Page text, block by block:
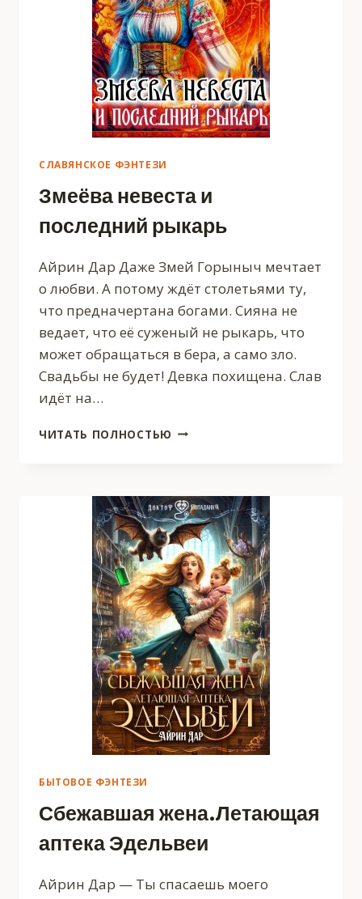
СЛАВЯНСКОЕ ФЭНТЕЗИ
Змеёва невеста и
последний рыкарь
Айрин Дар Даже Змей Горыныч мечтает
о любви. А потому ждёт столетьями ту,
что предначертана богами. Сияна не
ведает, что её суженый не рыкарь, что
может обращаться в бера, а само зло.
Свадьбы не будет! Девка похищена. Слав
идёт на…
ЧИТАТЬ ПОЛНОСТЬЮ ЗМЕЁВА
РЫКАРЬ
БЫТОВОЕ ФЭНТЕЗИ
Сбежавшая жена.Летающая
аптека Эдельвеи
Айрин Дар — Ты спасаешь моего